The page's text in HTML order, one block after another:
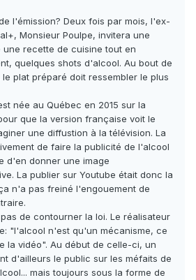
l'émission? Deux fois par mois, l'ex-
Monsieur Poulpe, invitera une
recette de cuisine tout en
quelques shots d'alcool. Au bout de
plat préparé doit ressembler le plus
née au Québec en 2015 sur la
que la version française voit le
une diffustion à la télévision. La
de faire la publicité de l'alcool
d'en donner une image
La publier sur Youtube était donc la
n'a pas freiné l'engouement de
de contourner la loi. Le réalisateur
"l'alcool n'est qu'un mécanisme, ce
la vidéo". Au début de celle-ci, un
d'ailleurs le public sur les méfaits de
mais toujours sous la forme de